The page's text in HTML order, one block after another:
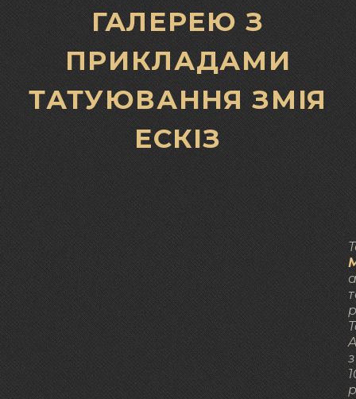
ГАЛЕРЕЮ З
ПРИКЛАДАМИ
ТАТУЮВАННЯ ЗМІЯ
ЕСКІЗ
з